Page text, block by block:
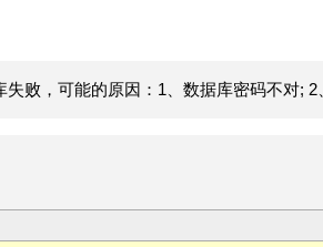
败，可能的原因：1、数据库密码不对; 2